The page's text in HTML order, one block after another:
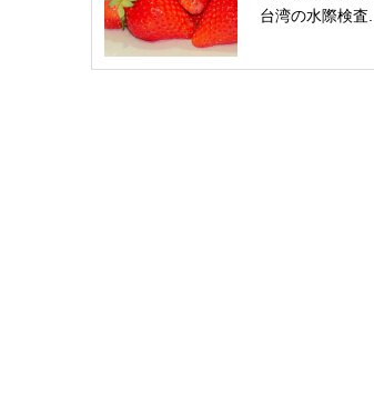
台湾の水際検査...